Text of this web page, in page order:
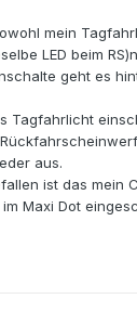
mein
LED beim
geht es
Tagfahrlicht
aus.
ist das mein
Maxi Dot